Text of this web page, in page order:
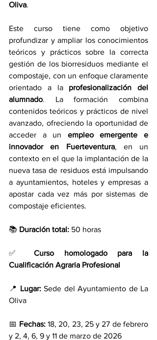
Oliva.
Este curso tiene como objetivo
profundizar y ampliar los conocimientos
teóricos y prácticos sobre la correcta
gestión de los biorresiduos mediante el
compostaje, con un enfoque claramente
orientado a la profesionalización del
alumnado. La formación combina
contenidos teóricos y prácticos de nivel
avanzado, ofreciendo la oportunidad de
acceder a un empleo emergente e
innovador en Fuerteventura, en un
contexto en el que la implantación de la
nueva tasa de residuos está impulsando
a ayuntamientos, hoteles y empresas a
apostar cada vez más por sistemas de
compostaje eficientes.
📚 Duración total: 50 horas
✅ Curso homologado para la
Cualificación Agraria Profesional
📍 Lugar: Sede del Ayuntamiento de La
Oliva
📅 Fechas: 18, 20, 23, 25 y 27 de febrero
y 2, 4, 6, 9 y 11 de marzo de 2026